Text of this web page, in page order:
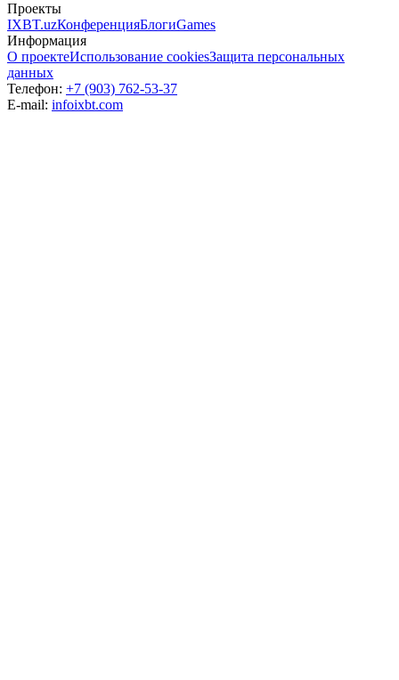
Проекты
IXBT.uzКонференцияБлогиGames
Информация
О проектеИспользование cookiesЗащита персональных
данных
Телефон: +7 (903) 762-53-37
E-mail: infoixbt.com